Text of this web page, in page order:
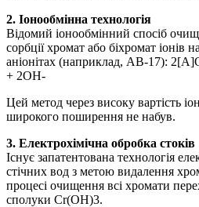
2. Іонообмінна технологія
Відомий іонообмінний спосіб
сорбції хромат або біхромат іонів
аніонітах (наприклад, AB-17):
+ 2ОН-
Цей метод через високу вартість
широкого поширення не набув.
3. Електрохімічна обробка стоків
Існує запатентована технологія
стічних вод з метою видалення
процесі очищення всі хромати
сполуки Cr(ОН)3.